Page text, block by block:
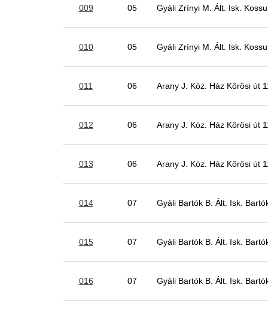
009 05 Gyáli Zrínyi M. Ált. Isk.
010 05 Gyáli Zrínyi M. Ált. Isk.
011 06 Arany J. Köz. Ház Kőrösi út
012 06 Arany J. Köz. Ház Kőrösi út
013 06 Arany J. Köz. Ház Kőrösi út
014 07 Gyáli Bartók B. Ált. Isk.
015 07 Gyáli Bartók B. Ált. Isk.
016 07 Gyáli Bartók B. Ált. Isk.